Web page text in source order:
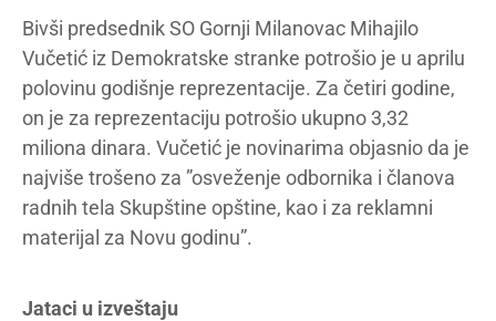
Bivši predsednik SO Gornji Milanovac Mihajilo
Vučetić iz Demokratske stranke potrošio je u aprilu
polovinu godišnje reprezentacije. Za četiri godine,
on je za reprezentaciju potrošio ukupno 3,32
miliona dinara. Vučetić je novinarima objasnio da je
najviše trošeno za ”osveženje odbornika i članova
radnih tela Skupštine opštine, kao i za reklamni
materijal za Novu godinu”.
Jataci u izveštaju